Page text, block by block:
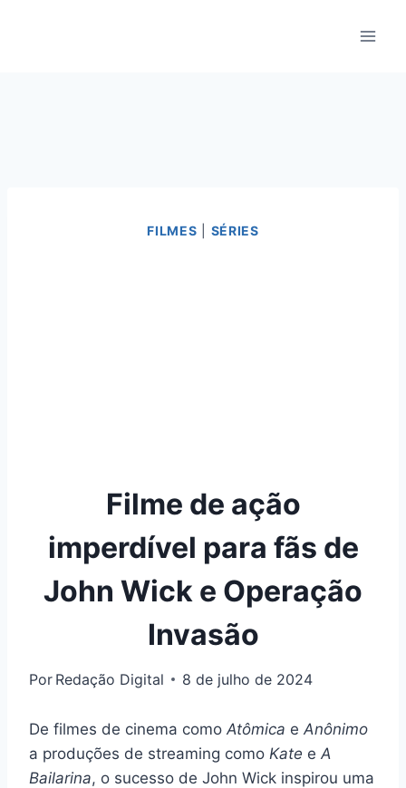
FILMES SÉRIES
Filme de ação
imperdível para fãs de
John Wick e Operação
Invasão
Por Redação Digital 8 de julho de 2024
De filmes de cinema como Atômica e Anônimo
a produções de streaming como Kate e A
Bailarina, o sucesso de John Wick inspirou uma